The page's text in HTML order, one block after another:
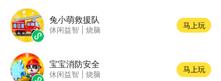
兔小萌救援队
休闲益智 烧脑
马上玩
宝宝消防安全
休闲益智 烧脑
马上玩